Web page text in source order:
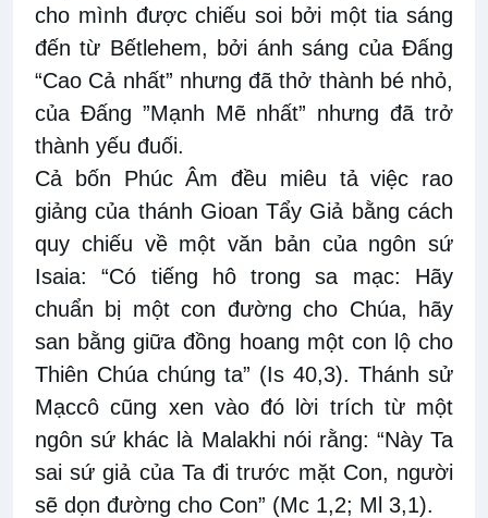
cho mình được chiếu soi bởi một tia sáng
đến từ Bếtlehem, bởi ánh sáng của Đấng
“Cao Cả nhất” nhưng đã thở thành bé nhỏ,
của Đấng ”Mạnh Mẽ nhất” nhưng đã trở
thành yếu đuối.
Cả bốn Phúc Âm đều miêu tả việc rao
giảng của thánh Gioan Tẩy Giả bằng cách
quy chiếu về một văn bản của ngôn sứ
Isaia: “Có tiếng hô trong sa mạc: Hãy
chuẩn bị một con đường cho Chúa, hãy
san bằng giữa đồng hoang một con lộ cho
Thiên Chúa chúng ta” (Is 40,3). Thánh sử
Mạccô cũng xen vào đó lời trích từ một
ngôn sứ khác là Malakhi nói rằng: “Này Ta
sai sứ giả của Ta đi trước mặt Con, người
sẽ dọn đường cho Con” (Mc 1,2; Ml 3,1).